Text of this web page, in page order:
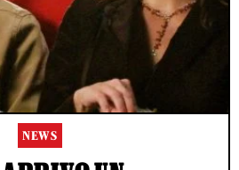
NEWS